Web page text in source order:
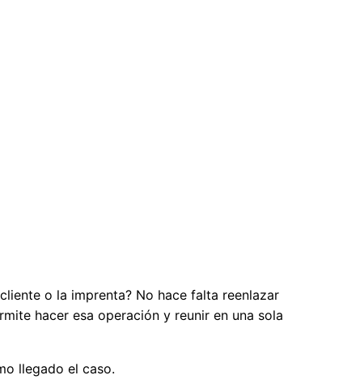
o la imprenta? No hace falta reenlazar
hacer esa operación y reunir en una sola
llegado el caso.